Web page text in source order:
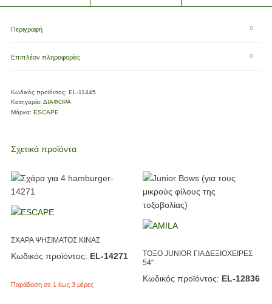
Περιγραφή
Επιπλέον πληροφορίες
Κωδικός προϊόντος: EL-11445
Κατηγορία: ΔΙΑΦΟΡΑ
Μάρκα: ESCAPE
Σχετικά προϊόντα
ΣΧΑΡΑ ΨΗΣΙΜΑΤΟΣ ΚΙΝΑΣ
Κωδικός προϊόντος: EL-14271
Παράδοση σε 1 έως 3 μέρες
ΤΟΞΟ JUNIOR ΓΙΑ ΔΕΞΙΟΧΕΙΡΕΣ
54″
Κωδικός προϊόντος: EL-12836